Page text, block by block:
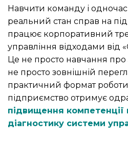
Навчити команду і
реальний стан справ на
працює корпоративний
управління відходами від
Це не просто навчання про
не просто зовнішній
практичний формат
підприємство отримує
підвищення компетенції
діагностику системи